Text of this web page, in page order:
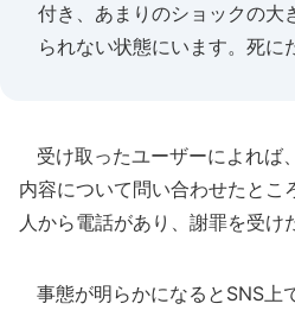
付き、あまりのショックの大
られない状態にいます。死に
受け取ったユーザーによれば
内容について問い合わせたとこ
人から電話があり、謝罪を受け
事態が明らかになるとSNS上